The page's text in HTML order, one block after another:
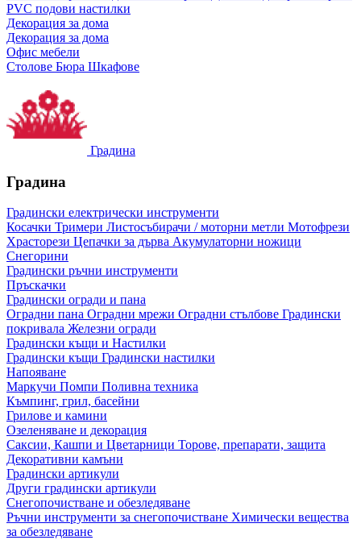
PVC подови настилки
Декорация за дома
Декорация за дома
Офис мебели
Столове Бюра Шкафове
Градина
Градина
Градински електрически инструменти
Косачки Тримери Листосъбирачи / моторни метли Мотофрези
Храсторези Цепачки за дърва Акумулаторни ножици
Снегорини
Градински ръчни инструменти
Пръскачки
Градински огради и пана
Оградни пана Оградни мрежи Оградни стълбове Градински
покривала Железни огради
Градински къщи и Настилки
Градински къщи Градински настилки
Напояване
Маркучи Помпи Поливна техника
Къмпинг, грил, басейни
Грилове и камини
Озеленяване и декорация
Саксии, Кашпи и Цветарници Торове, препарати, защита
Декоративни камъни
Градински артикули
Други градински артикули
Снегопочистване и обезледяване
Ръчни инструменти за снегопочистване Химически вещества
за обезледяване